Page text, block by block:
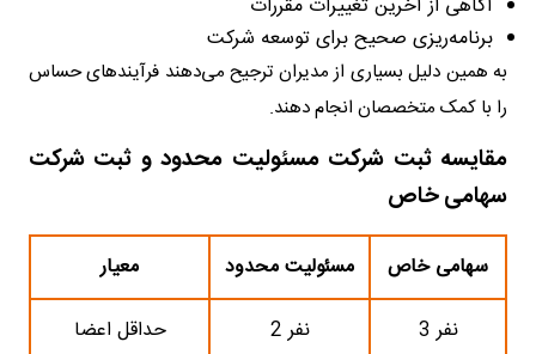
آگاهی از آخرین تغییرات مقررات
برنامه‌ریزی صحیح برای توسعه شرکت
به همین دلیل بسیاری از مدیران ترجیح می‌دهند فرآیندهای حساس
را با کمک متخصصان انجام دهند.
مقایسه ثبت شرکت مسئولیت محدود و ثبت شرکت
سهامی خاص
معیار مسئولیت محدود
سهامی خاص
حداقل اعضا
2 نفر
3 نفر